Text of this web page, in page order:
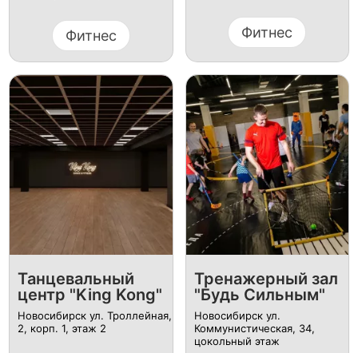
Фитнес Фитнес
Танцевальный
центр "King Kong"
Новосибирск ул. Троллейная,
2, корп. 1, этаж 2
Тренажерный зал
"Будь Сильным"
Новосибирск ул.
Коммунистическая, 34,
цокольный этаж